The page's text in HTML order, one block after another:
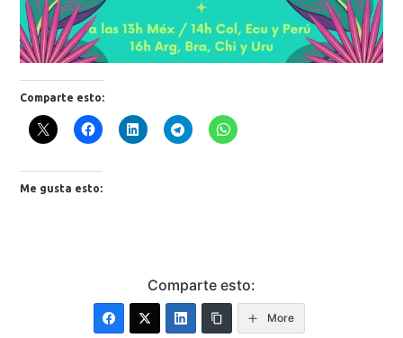
Comparte esto:
Me gusta esto:
Comparte esto:
More